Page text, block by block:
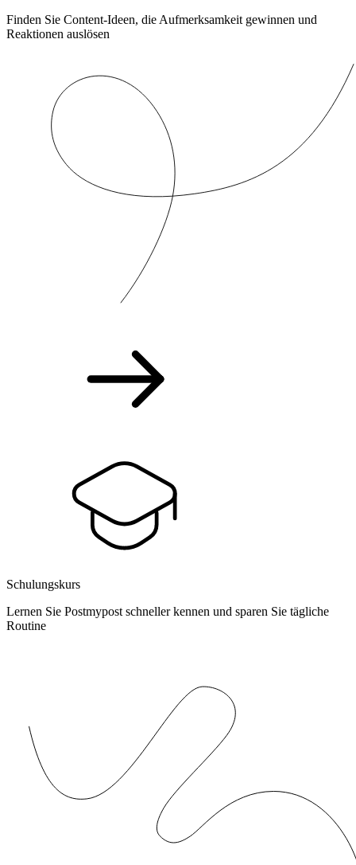
Finden Sie Content-Ideen, die Aufmerksamkeit gewinnen und
Reaktionen auslösen
Schulungskurs
Lernen Sie Postmypost schneller kennen und sparen Sie tägliche
Routine